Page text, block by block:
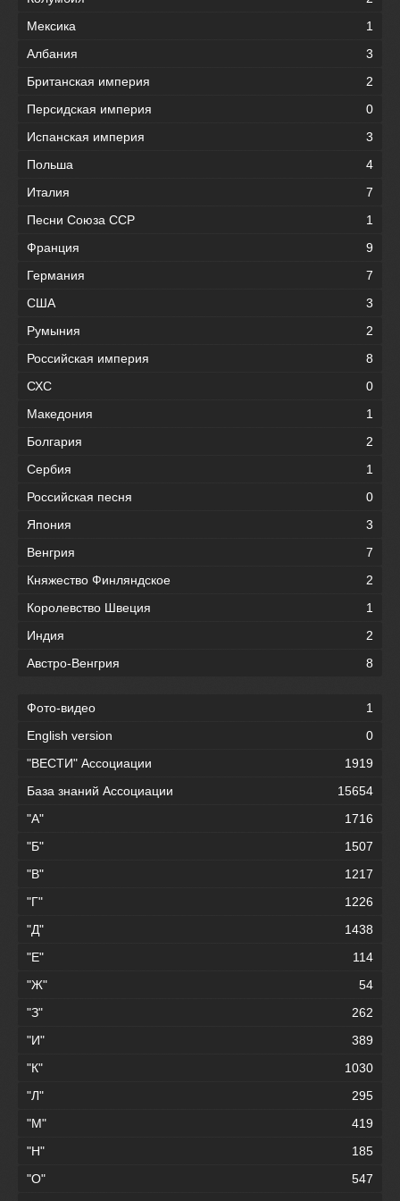
Мексика
1
Албания
3
Британская империя
2
Персидская империя
0
Испанская империя
3
Польша
4
Италия
7
Песни Союза ССР
1
Франция
9
Германия
7
США
3
Румыния
2
Российская империя
8
СХС
0
Македония
1
Болгария
2
Сербия
1
Российская песня
0
Япония
3
Венгрия
7
Княжество Финляндское
2
Королевство Швеция
1
Индия
2
Австро-Венгрия
8
Фото-видео
1
English version
0
"ВЕСТИ" Ассоциации
1919
База знаний Ассоциации
15654
"А"
1716
"Б"
1507
"В"
1217
"Г"
1226
"Д"
1438
"Е"
114
"Ж"
54
"З"
262
"И"
389
"К"
1030
"Л"
295
"М"
419
"Н"
185
"О"
547